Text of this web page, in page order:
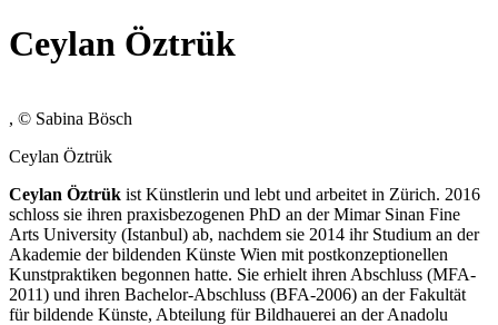
Ceylan Öztrük
, © Sabina Bösch
Ceylan Öztrük
Ceylan Öztrük ist Künstlerin und lebt und arbeitet in Zürich. 2016
schloss sie ihren praxisbezogenen PhD an der Mimar Sinan Fine
Arts University (Istanbul) ab, nachdem sie 2014 ihr Studium an der
Akademie der bildenden Künste Wien mit postkonzeptionellen
Kunstpraktiken begonnen hatte. Sie erhielt ihren Abschluss (MFA-
2011) und ihren Bachelor-Abschluss (BFA-2006) an der Fakultät
für bildende Künste, Abteilung für Bildhauerei an der Anadolu